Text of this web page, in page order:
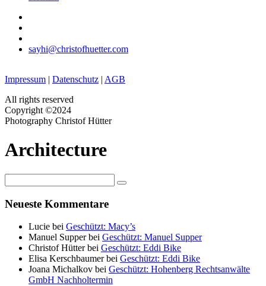
sayhi@christofhuetter.com
Impressum | Datenschutz | AGB
All rights reserved
Copyright ©2024
Photography Christof Hütter
Architecture
Neueste Kommentare
Lucie bei Geschützt: Macy’s
Manuel Supperbei Geschützt: Manuel Supper
Christof Hütterbei Geschützt: Eddi Bike
Elisa Kerschbaumerbei Geschützt: Eddi Bike
Joana Michalkov bei Geschützt: Hohenberg Rechtsanwälte
GmbH Nachholtermin